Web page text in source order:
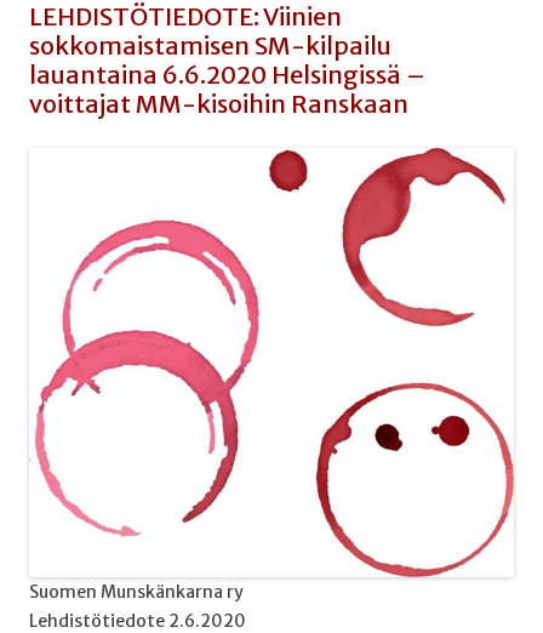
LEHDISTÖTIEDOTE: Viinien
sokkomaistamisen SM-kilpailu
lauantaina 6.6.2020 Helsingissä –
voittajat MM-kisoihin Ranskaan
Suomen Munskänkarna ry
Lehdistötiedote 2.6.2020